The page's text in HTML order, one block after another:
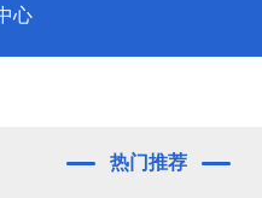
心
热门推荐